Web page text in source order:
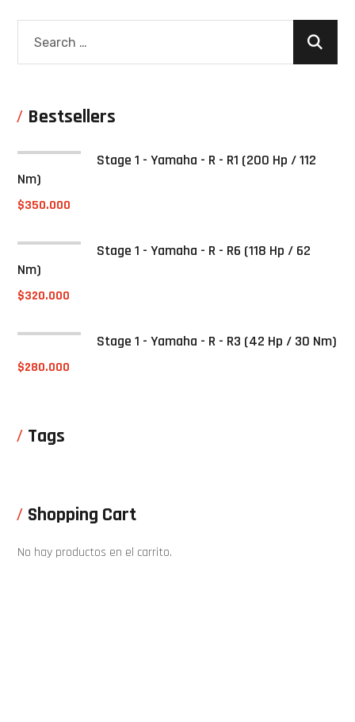
Bestsellers
Stage 1 - Yamaha - R - R1 (200 Hp / 112
Nm)
$350.000
Stage 1 - Yamaha - R - R6 (118 Hp / 62
Nm)
$320.000
Stage 1 - Yamaha - R - R3 (42 Hp / 30 Nm)
$280.000
Tags
Shopping Cart
No hay productos en el carrito.